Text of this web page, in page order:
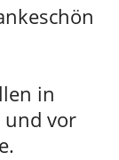
in
und vor